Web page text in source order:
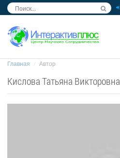
Главная Автор
Кислова Татьяна Викторовна